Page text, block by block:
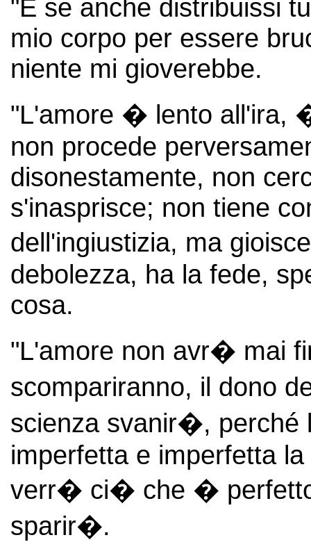
"E se anche distribuissi
mio corpo per essere
niente mi gioverebbe.
"L'amore � lento all'ira,
non procede
disonestamente, non
s'inasprisce; non tiene
dell'ingiustizia, ma
debolezza, ha la fede,
cosa.
"L'amore non avr� mai
scompariranno, il dono
scienza svanir�,
imperfetta e imperfetta
verr� ci� che �
sparir�.